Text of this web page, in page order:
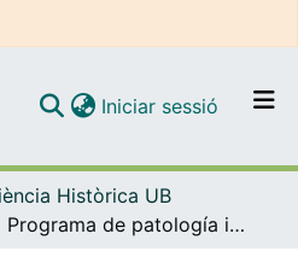
Navega per tot el DD
Com publicar
Iniciar sessió (current)
Històrica UB
Programa de patología interna explicado en la Facultad de Medicina de la Universidad de Barcelona por Bartolomé Robert